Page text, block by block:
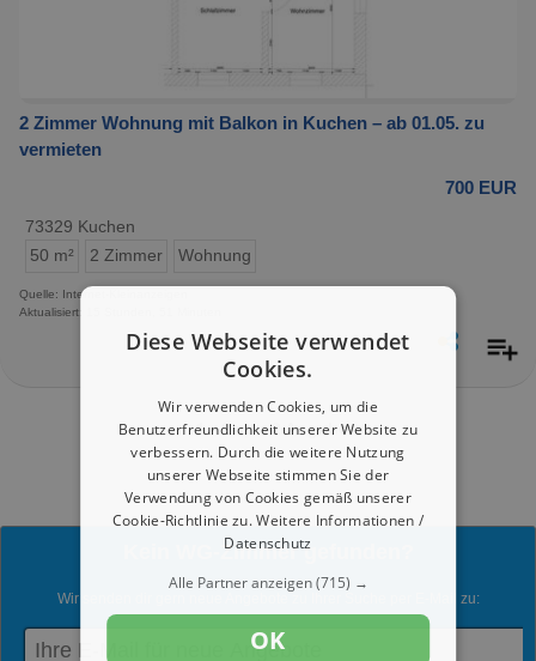
2 Zimmer Wohnung mit Balkon in Kuchen – ab 01.05. zu
vermieten
700 EUR
73329 Kuchen
50 m²
2 Zimmer Wohnung
Quelle: Internet-Kleinanzeigen
Aktualisiert: 15 Stunden, 51 Minuten
1 - 2 von 2 Angebote
Kein WG-Zimmer gefunden?
Wir senden dir gern neue Angebote zu Ihrer Suche per E-Mail zu:
Diese Webseite verwendet
Cookies.
Wir verwenden Cookies, um die
Benutzerfreundlichkeit unserer Website zu
verbessern. Durch die weitere Nutzung
unserer Webseite stimmen Sie der
Verwendung von Cookies gemäß unserer
Cookie-Richtlinie zu.Weitere Informationen /
Datenschutz
Alle Partner anzeigen(715) →
OK